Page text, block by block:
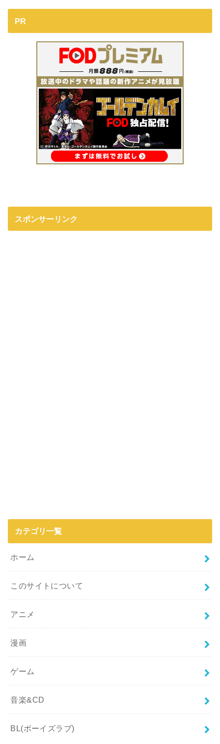
PR
スポンサーリンク
カテゴリ一覧
ホーム
このサイトについて
アニメ
漫画
ゲーム
音楽&CD
BL(ボーイズラブ)